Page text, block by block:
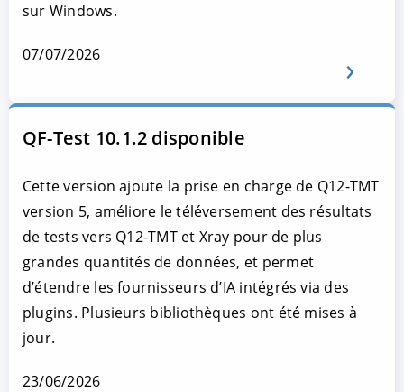
sur Windows.
07/07/2026
QF-Test 10.1.2 disponible
Cette version ajoute la prise en charge de Q12-TMT
version 5, améliore le téléversement des résultats
de tests vers Q12-TMT et Xray pour de plus
grandes quantités de données, et permet
d’étendre les fournisseurs d’IA intégrés via des
plugins. Plusieurs bibliothèques ont été mises à
jour.
23/06/2026